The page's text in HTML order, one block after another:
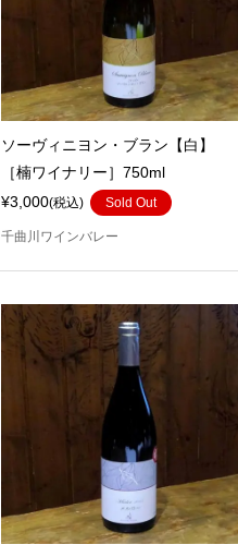
ソーヴィニヨン・ブラン【白】
［楠ワイナリー］750ml
¥3,000(税込) Sold Out
千曲川ワインバレー